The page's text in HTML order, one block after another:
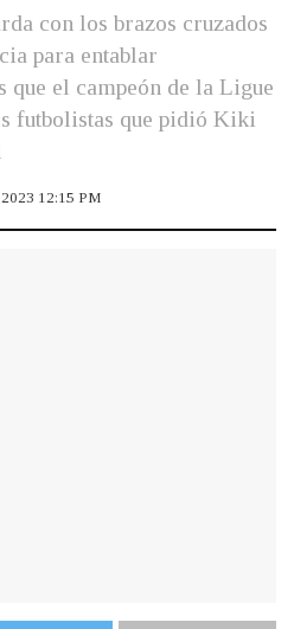
con los brazos cruzados
para entablar
que el campeón de la Ligue
futbolistas que pidió Kiki
2023 12:15 PM